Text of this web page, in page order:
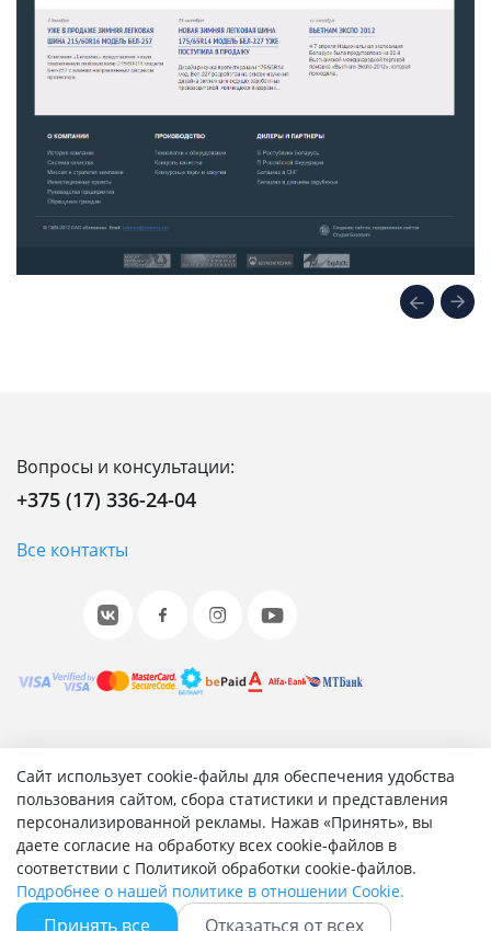
Сайт использует cookie-файлы для обеспечения удобства
пользования сайтом, сбора статистики и представления
персонализированной рекламы. Нажав «Принять», вы
даете согласие на обработку всех cookie-файлов в
соответствии с Политикой обработки cookie-файлов.
Подробнее о нашей политике в отношении Cookie.
Принять все Отказаться от всех
Вопросы и консультации:
+375 (17) 336-24-04
Все контакты
© 2001-2026 «Битрикс», «1С-Битрикс». Работает на 1С-
Битрикс: Управление сайтом.
Согласие на обработку персональных данных
Отзыв согласия на обработку персональных данных
Политика обработки персональных данных
Соглашение об использовании сайта